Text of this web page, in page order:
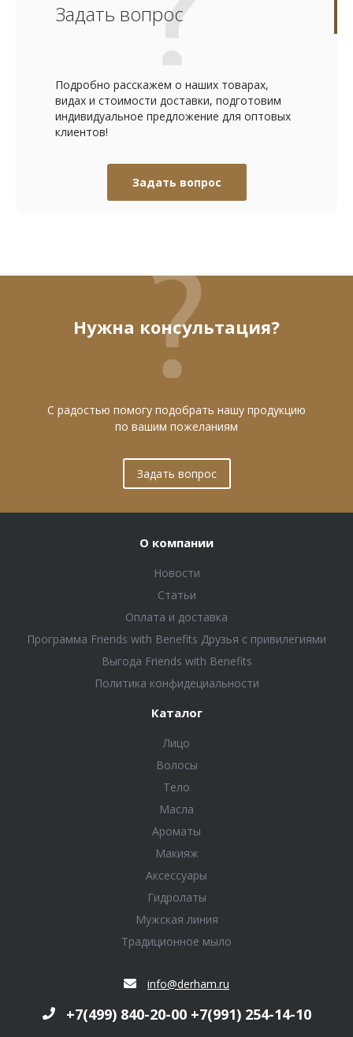
Задать вопрос
Подробно расскажем о наших товарах,
видах и стоимости доставки, подготовим
индивидуальное предложение для оптовых
клиентов!
Задать вопрос
Нужна консультация?
С радостью помогу подобрать нашу продукцию
по вашим пожеланиям
Задать вопрос
О компании
Новости
Статьи
Оплата и доставка
Программа Friends with Benefits Друзья с привилегиями
Выгода Friends with Benefits
Политика конфидециальности
Каталог
Лицо
Волосы
Тело
Масла
Ароматы
Макияж
Аксессуары
Гидролаты
Мужская линия
Традиционное мыло
info@derham.ru
+7(499) 840-20-00 +7(991) 254-14-10